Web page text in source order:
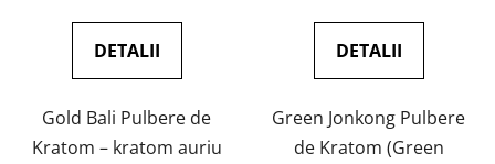
5,0
stele.
DETALII
Gold Bali Pulbere de
Kratom – kratom auriu
4,9
stele.
DETALII
Green Jonkong Pulbere
de Kratom (Green